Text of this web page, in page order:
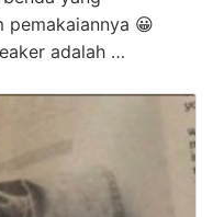
pemakaiannya 😀
adalah …